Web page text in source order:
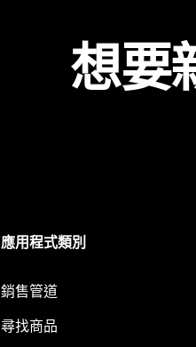
想要
應用程式類別
銷售管道
尋找商品